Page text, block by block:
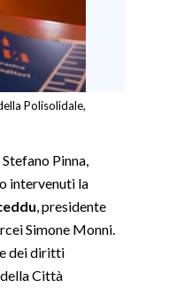
Polisolidale,
Pinna,
intervenuti la
, presidente
Simone Monni.
dei diritti
della Città